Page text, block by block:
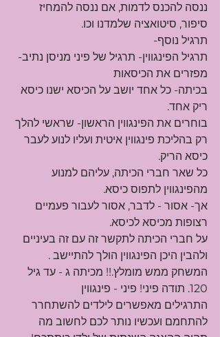
ננסה להכנס לדמות, אם ננסה להמחיז
סיפור, סיטואציה שלמדנו וכו.
תרגיל נוסף-
תרגיל הפינגווין- תרגיל של פיני מניסן נתיב-
מפזרים את הכיסאות
בכיתה- כל אחד יושב על הכיסא ישנו כיסא
ריק אחד.
בוחרים את הפינגווין הראשון- שראשי להלך
רק בהליכת פינגווין איטית ועליו לנוע לעבר
כיסא הריק.
כל שאר חברי הכיתה, עליהם למנוע
מהפינגווין לתפוס כיסא.
אך- אסור - לדבר, אסור לעבור פעמיים
רצופות מכיסא לכיסא.
על חברי הכיתה לתקשר זה עם זה בעיניים
ולהבין היכן הפינגווין הולך להתיישב .
המשחק ממש מומלץ.!! מכיתה ג - עד גיל
120. תודה פיני! פיני - פינגווין
התרגילים מאפשרים לילדים להשתחרר
להתחמם ועכשיו נותר לכם לחשוב מה